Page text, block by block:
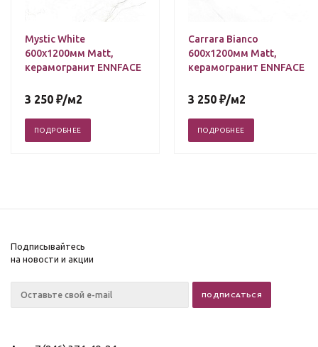
Mystic White
600х1200мм Matt,
керамогранит ENNFACE
3 250 ₽/м2
ПОДРОБНЕЕ
Carrara Bianco
600х1200мм Matt,
керамогранит ENNFACE
3 250 ₽/м2
ПОДРОБНЕЕ
Подписывайтесь
на новости и акции